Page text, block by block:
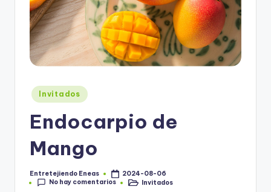
Invitados
Endocarpio de
Mango
Entretejiendo Eneas
2024-08-06
No hay comentarios
Invitados